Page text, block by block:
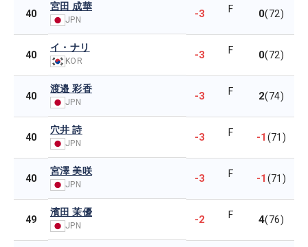
40
宮田 成華
JPN -3 F 0(72)
40
イ・ナリ
KOR -3 F 0(72)
40
渡邉 彩香
JPN -3 F 2(74)
40
穴井 詩
JPN -3 F -1(71)
40
宮澤 美咲
JPN -3 F -1(71)
49
濱田 茉優
JPN -2 F 4(76)